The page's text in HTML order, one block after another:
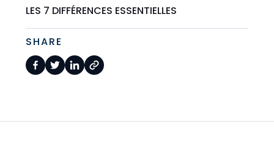
LES 7 DIFFÉRENCES ESSENTIELLES
SHARE